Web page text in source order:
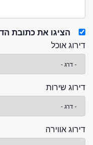
הציגו את כתובת
דירוג אוכל
דירוג שירות
דירוג אווירה